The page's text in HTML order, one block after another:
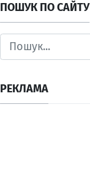
ПОШУК ПО САЙТУ
РЕКЛАМА